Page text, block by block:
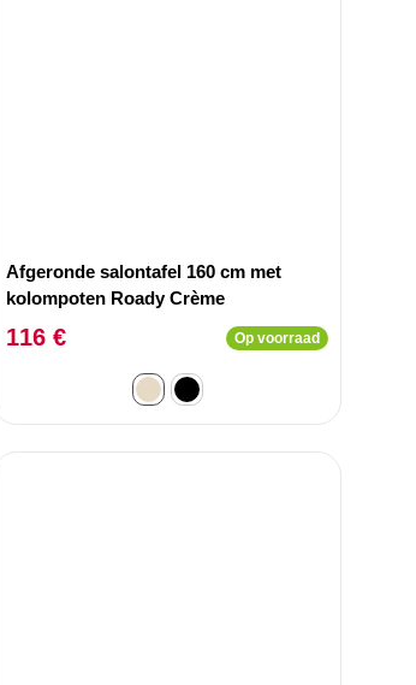
Afgeronde salontafel 160 cm met
kolompoten Roady Crème
116 € Op voorraad